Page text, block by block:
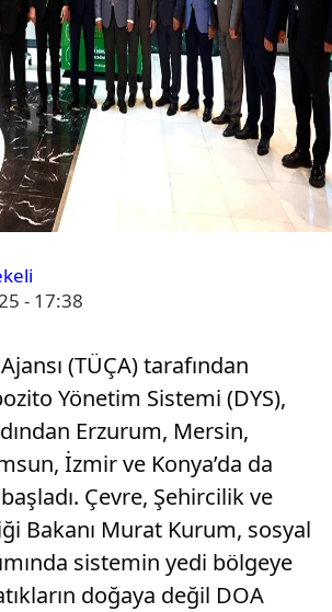
- 17:38
(TÜÇA) tarafından
Yönetim Sistemi (DYS),
Erzurum, Mersin,
İzmir ve Konya’da da
Çevre, Şehircilik ve
Bakanı Murat Kurum, sosyal
sistemin yedi bölgeye
doğaya değil DOA